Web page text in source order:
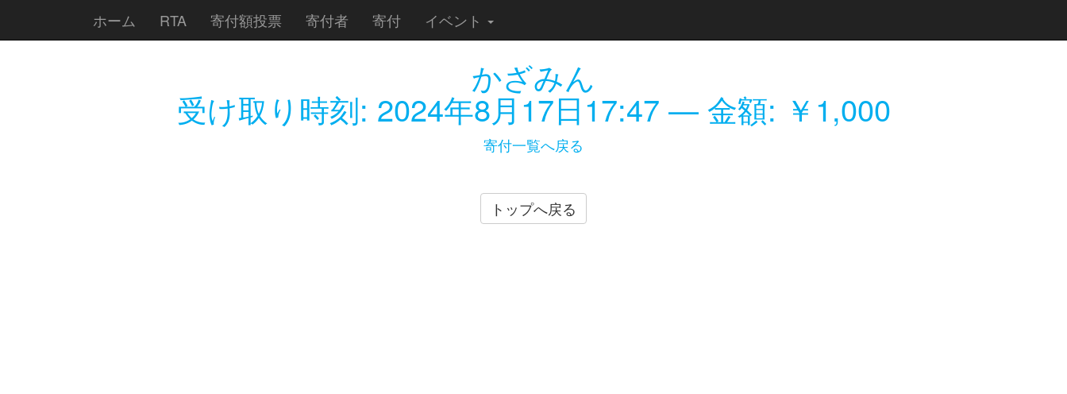
ホーム RTA 寄付額投票 寄付者 寄付 イベント
かざみん
受け取り時刻: 2024年8月17日17:47 — 金額: ￥1,000
寄付一覧へ戻る
トップへ戻る